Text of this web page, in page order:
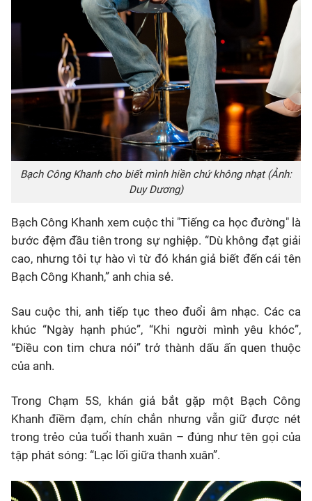
Bạch Công Khanh cho biết mình hiền chứ không nhạt (Ảnh:
Duy Dương)
Bạch Công Khanh xem cuộc thi "Tiếng ca học đường" là
bước đệm đầu tiên trong sự nghiệp. “Dù không đạt giải
cao, nhưng tôi tự hào vì từ đó khán giả biết đến cái tên
Bạch Công Khanh,” anh chia sẻ.
Sau cuộc thi, anh tiếp tục theo đuổi âm nhạc. Các ca
khúc “Ngày hạnh phúc”, “Khi người mình yêu khóc”,
“Điều con tim chưa nói” trở thành dấu ấn quen thuộc
của anh.
Trong Chạm 5S, khán giả bắt gặp một Bạch Công
Khanh điềm đạm, chín chắn nhưng vẫn giữ được nét
trong trẻo của tuổi thanh xuân – đúng như tên gọi của
tập phát sóng: “Lạc lối giữa thanh xuân”.